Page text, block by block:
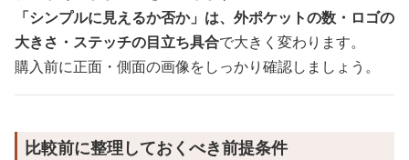
「シンプルに見えるか否か」は、外ポケットの数・ロゴの
大きさ・ステッチの目立ち具合で大きく変わります。
購入前に正面・側面の画像をしっかり確認しましょう。
比較前に整理しておくべき前提条件